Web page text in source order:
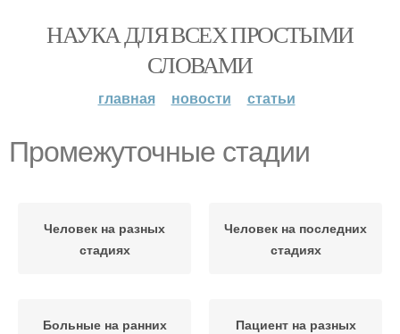
НАУКА ДЛЯ ВСЕХ ПРОСТЫМИ
СЛОВАМИ
главная новости статьи
Промежуточные стадии
Человек на разных
стадиях
Человек на последних
стадиях
Больные на ранних
Пациент на разных